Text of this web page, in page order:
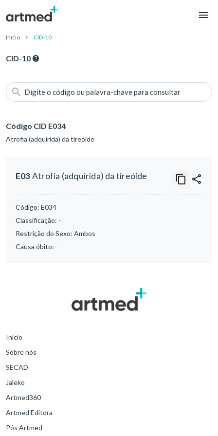
Início CID-10
CID-10
Digite o código ou palavra-chave para consultar
Código CID E034
Atrofia (adquirida) da tireóide
E03Atrofia (adquirida) da tireóide
Código: E034
Classificação: -
Restrição do Sexo: Ambos
Causa óbito: -
Início
Sobre nós
SECAD
Jaleko
Artmed360
Artmed Editora
Pós Artmed